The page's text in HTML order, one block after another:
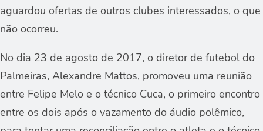
aguardou ofertas de outros clubes interessados, o que
não ocorreu.
No dia 23 de agosto de 2017, o diretor de futebol do
Palmeiras, Alexandre Mattos, promoveu uma reunião
entre Felipe Melo e o técnico Cuca, o primeiro encontro
entre os dois após o vazamento do áudio polêmico,